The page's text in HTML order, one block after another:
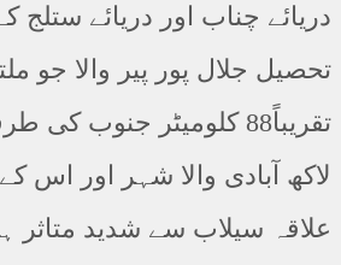
دریائے چناب اور دریائے ستلج
تحصیل جلال پور پیر والا جو
تقریباً88 کلومیٹر جنوب
علاقہ سیلاب سے شدید متاثر